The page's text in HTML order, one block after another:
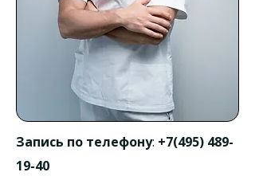
Запись по телефону: +7(495) 489-
19-40